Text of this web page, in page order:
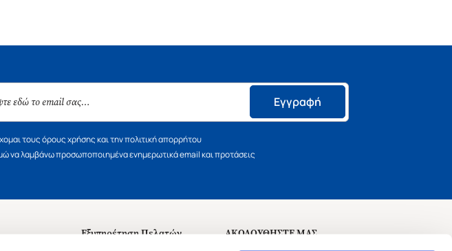
Εγγραφή
τους όρους χρήσης και την πολιτική απορρήτου
να λαμβάνω προσωποποιημένα ενημερωτικά email και προτάσεις
Εξυπηρέτηση Πελατών ΑΚΟΛΟΥΘΗΣΤΕ ΜΑΣ